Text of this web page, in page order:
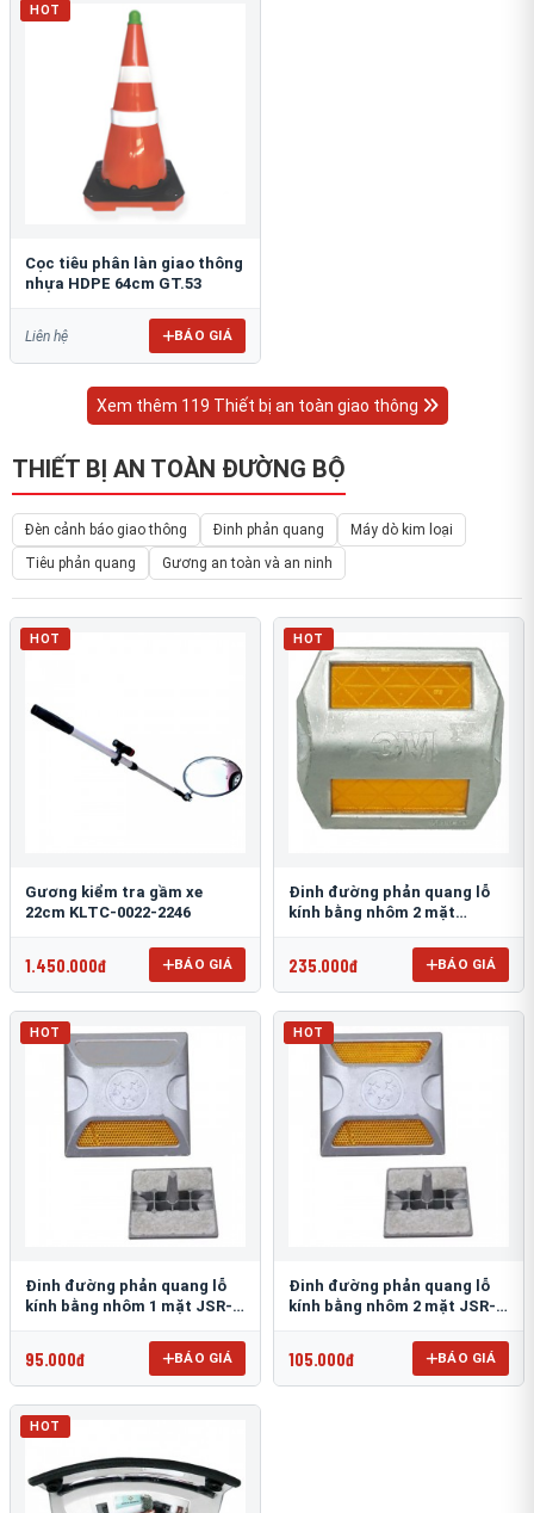
HOT
Cọc tiêu phân làn giao thông
nhựa HDPE 64cm GT.53
Liên hệ BÁO GIÁ
Xem thêm 119 Thiết bị an toàn giao thông
THIẾT BỊ AN TOÀN ĐƯỜNG BỘ
Đèn cảnh báo giao thông Đinh phản quang
Máy dò kim loại
Tiêu phản quang
Gương an toàn và an ninh
HOT
Gương kiểm tra gầm xe
22cm KLTC-0022-2246
1.450.000đ BÁO GIÁ
HOT
Đinh đường phản quang lỗ
kính bằng nhôm 2 mặt
235.000đ BÁO GIÁ
HOT
Đinh đường phản quang lỗ
kính bằng nhôm 1 mặt JSR-
95.000đ BÁO GIÁ
HOT
Đinh đường phản quang lỗ
kính bằng nhôm 2 mặt JSR-
105.000đ BÁO GIÁ
HOT